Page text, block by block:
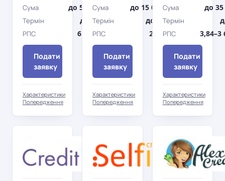
Сума до 5 900 грн
Термін до 21 дн.
РПС 6 465,14%
Подати
заявку
Характеристики
Попередження
Сума до 15 000 грн
Термін до 90 дн.
РПС 25 750%
Подати
заявку
Характеристики
Попередження
Сума до 35
Термін
РПС 3,84–3
Подати
заявку
Характеристики
Попередження
Selfie
Credit